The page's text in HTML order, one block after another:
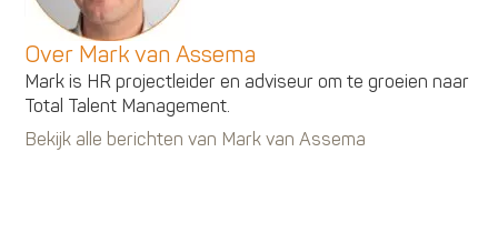
Over Mark van Assema
Mark is HR projectleider en adviseur om te groeien naar
Total Talent Management.
Bekijk alle berichten van Mark van Assema